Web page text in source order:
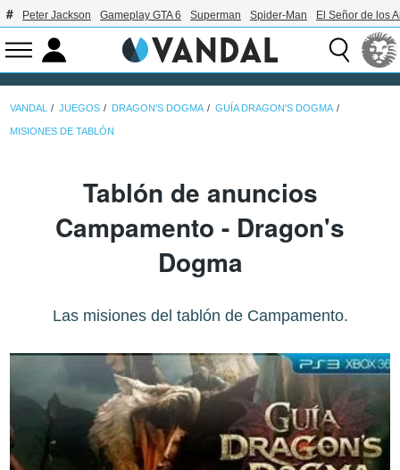
Peter Jackson Gameplay GTA 6 Superman Spider-Man El Señor de los
VANDAL JUEGOS DRAGON'S DOGMA GUÍA DRAGON'S DOGMA
MISIONES DE TABLÓN
Tablón de anuncios
Campamento - Dragon's
Dogma
Las misiones del tablón de Campamento.